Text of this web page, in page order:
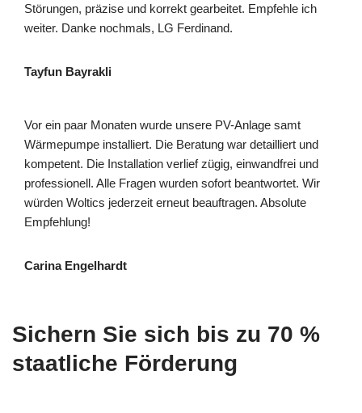
Störungen, präzise und korrekt gearbeitet. Empfehle ich
weiter. Danke nochmals, LG Ferdinand.
Tayfun Bayrakli
Vor ein paar Monaten wurde unsere PV-Anlage samt
Wärmepumpe installiert. Die Beratung war detailliert und
kompetent. Die Installation verlief zügig, einwandfrei und
professionell. Alle Fragen wurden sofort beantwortet. Wir
würden Woltics jederzeit erneut beauftragen. Absolute
Empfehlung!
Carina Engelhardt
Sichern Sie sich bis zu 70 %
staatliche Förderung